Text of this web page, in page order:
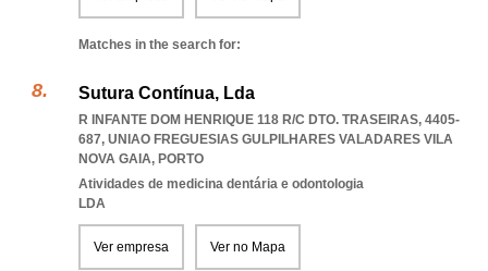
Matches in the search for:
Sutura Contínua, Lda
R INFANTE DOM HENRIQUE 118 R/C DTO. TRASEIRAS, 4405-
687, UNIAO FREGUESIAS GULPILHARES VALADARES VILA
NOVA GAIA, PORTO
Atividades de medicina dentária e odontologia
LDA
Ver empresa Ver no Mapa